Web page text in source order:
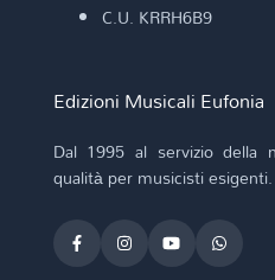
C.U. KRRH6B9
Edizioni Musicali Eufonia
Dal 1995 al servizio della
qualità per musicisti esigenti.